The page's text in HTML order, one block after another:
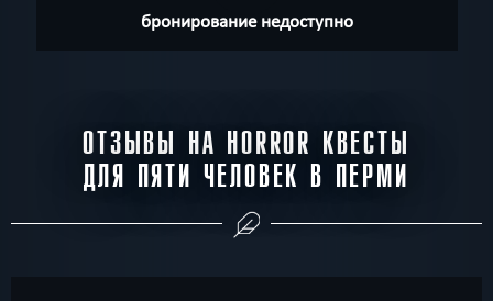
бронирование недоступно
ОТЗЫВЫ НА HORROR КВЕСТЫ
ДЛЯ ПЯТИ ЧЕЛОВЕК В ПЕРМИ